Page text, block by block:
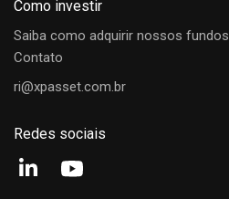
Pedro Cunningham
Como investir
Saiba como adquirir nossos fundos
Contato
ri@xpasset.com.br
Redes sociais